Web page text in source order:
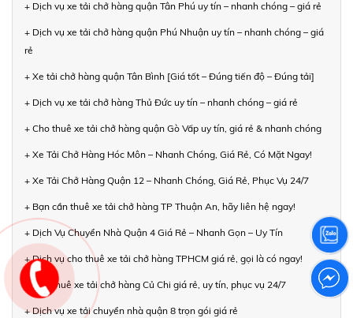
+ Dịch vụ xe tải chở hàng quận Tân Phú uy tín – nhanh chóng – giá rẻ
+ Dịch vụ xe tải chở hàng quận Phú Nhuận uy tín – nhanh chóng – giá
rẻ
+ Xe tải chở hàng quận Tân Bình [Giá tốt – Đúng tiến độ – Đúng tải]
+ Dịch vụ xe tải chở hàng Thủ Đức uy tín – nhanh chóng – giá rẻ
+ Cho thuê xe tải chở hàng quận Gò Vấp uy tín, giá rẻ & nhanh chóng
+ Xe Tải Chở Hàng Hóc Môn – Nhanh Chóng, Giá Rẻ, Có Mặt Ngay!
+ Xe Tải Chở Hàng Quận 12 – Nhanh Chóng, Giá Rẻ, Phục Vụ 24/7
+ Bạn cần thuê xe tải chở hàng TP Thuận An, hãy liên hệ ngay!
+ Dịch Vụ Chuyển Nhà Quận 4 Giá Rẻ – Nhanh Gọn – Uy Tín
+ Dịch vụ cho thuê xe tải chở hàng TPHCM giá rẻ, gọi là có ngay!
+ Cho thuê xe tải chở hàng Củ Chi giá rẻ, uy tín, phục vụ 24/7
+ Dịch vụ xe tải chuyển nhà quận 8 trọn gói giá rẻ